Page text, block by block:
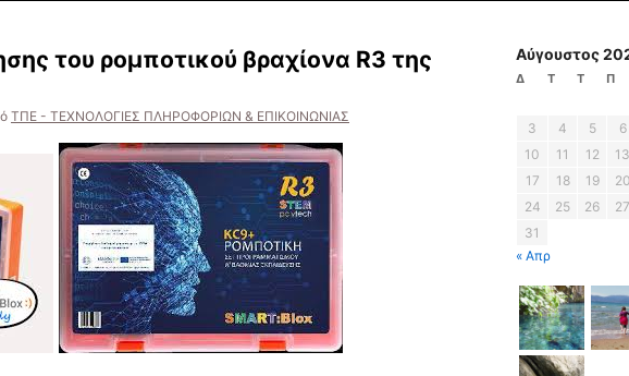
του ρομποτικού βραχίονα R3 της
ΤΠΕ - ΤΕΧΝΟΛΟΓΙΕΣ ΠΛΗΡΟΦΟΡΙΩΝ & ΕΠΙΚΟΙΝΩΝΙΑΣ
Αύγουστος
Δ Τ Τ Π
3
4 5 6
10
11 12 13
17
18 19 20
24
25 26 27
31
« Απρ